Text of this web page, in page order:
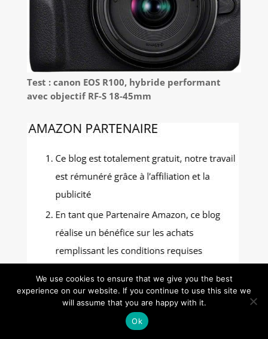
Test : canon EOS R100, hybride performant
avec objectif RF-S 18-45mm
We use cookies to ensure that we give you the best
experience on our website. If you continue to use this site we
will assume that you are happy with it.
Ok